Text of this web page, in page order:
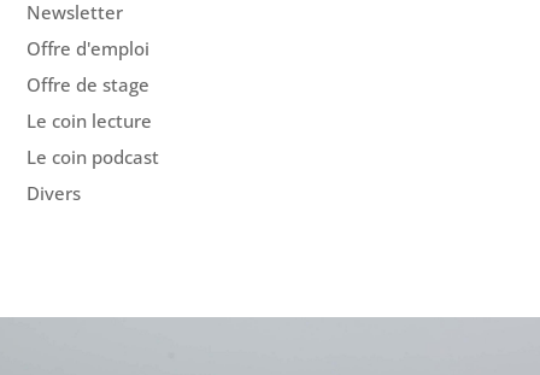
Newsletter
Offre d'emploi
Offre de stage
Le coin lecture
Le coin podcast
Divers